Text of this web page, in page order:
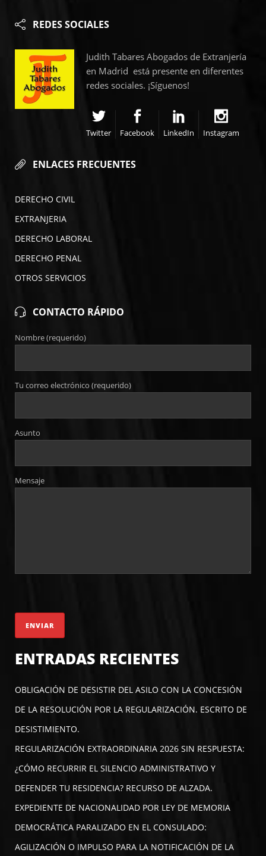
REDES SOCIALES
Judith Tabares Abogados de Extranjería
en Madrid está presente en diferentes
redes sociales. ¡Síguenos!
Twitter Facebook LinkedIn Instagram
ENLACES FRECUENTES
DERECHO CIVIL
EXTRANJERIA
DERECHO LABORAL
DERECHO PENAL
OTROS SERVICIOS
CONTACTO RÁPIDO
Nombre (requerido)
Tu correo electrónico (requerido)
Asunto
Mensaje
ENTRADAS RECIENTES
OBLIGACIÓN DE DESISTIR DEL ASILO CON LA CONCESIÓN
DE LA RESOLUCIÓN POR LA REGULARIZACIÓN. ESCRITO DE
DESISTIMIENTO.
REGULARIZACIÓN EXTRAORDINARIA 2026 SIN RESPUESTA:
¿CÓMO RECURRIR EL SILENCIO ADMINISTRATIVO Y
DEFENDER TU RESIDENCIA? RECURSO DE ALZADA.
EXPEDIENTE DE NACIONALIDAD POR LEY DE MEMORIA
DEMOCRÁTICA PARALIZADO EN EL CONSULADO:
AGILIZACIÓN O IMPULSO PARA LA NOTIFICACIÓN DE LA